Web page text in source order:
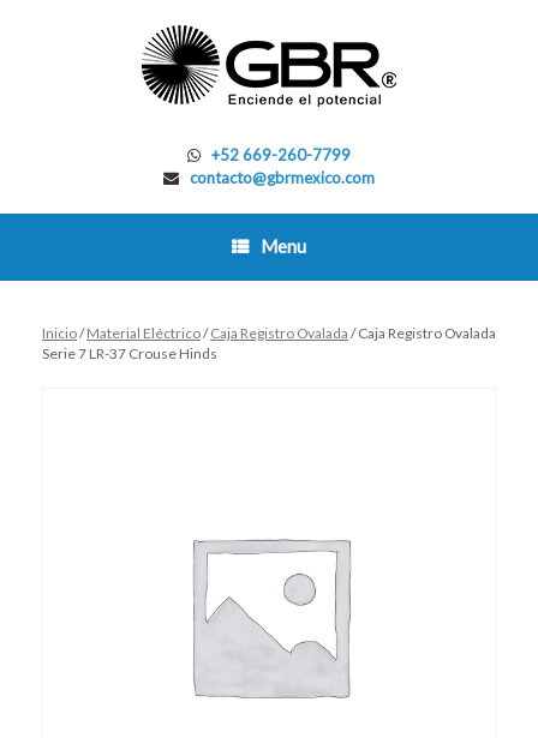
+52 669-260-7799
contacto@gbrmexico.com
Menu
Inicio/Material Eléctrico/Caja Registro Ovalada / Caja Registro Ovalada
Serie 7 LR-37 Crouse Hinds